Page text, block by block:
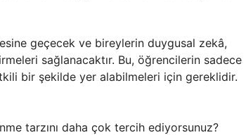
geçecek ve bireylerin duygusal zekâ,
sağlanacaktır. Bu, öğrencilerin sadece
bir şekilde yer alabilmeleri için gereklidir.
tarzını daha çok tercih ediyorsunuz?